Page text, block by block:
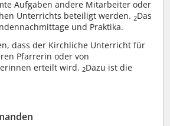
Aufgaben andere Mitarbeiter oder
Unterrichts beteiligt werden. 2Das
und Praktika.
dass der Kirchliche Unterricht für
Pfarrerin oder von
erteilt wird. 2Dazu ist die